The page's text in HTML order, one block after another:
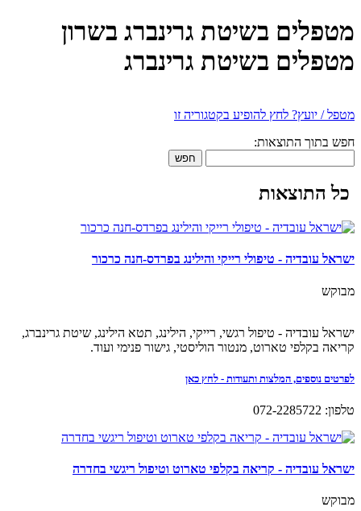
מטפלים בשיטת גרינברג בשרון
מטפלים בשיטת גרינברג
מטפל / יועץ? לחץ להופיע בקטגוריה זו
חפש בתוך התוצאות:
חפש
כל התוצאות
ישראל עובדיה - טיפולי רייקי והילינג בפרדס-חנה כרכור
מבוקש
ישראל עובדיה - טיפול רגשי, רייקי, הילינג, תטא הילינג, שיטת גרינברג,
קריאה בקלפי טארוט, מנטור הוליסטי, גישור פנימי ועוד.
לפרטים נוספים, המלצות ותעודות - לחץ כאן
טלפון: 072-2285722
ישראל עובדיה - קריאה בקלפי טארוט וטיפול ריגשי בחדרה
מבוקש